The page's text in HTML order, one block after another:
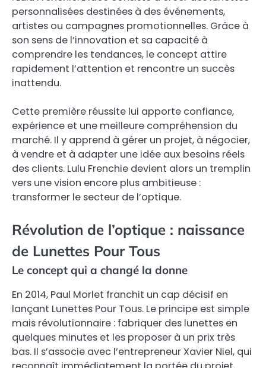
personnalisées destinées à des événements,
artistes ou campagnes promotionnelles. Grâce à
son sens de l’innovation et sa capacité à
comprendre les tendances, le concept attire
rapidement l’attention et rencontre un succès
inattendu.
Cette première réussite lui apporte confiance,
expérience et une meilleure compréhension du
marché. Il y apprend à gérer un projet, à négocier,
à vendre et à adapter une idée aux besoins réels
des clients. Lulu Frenchie devient alors un tremplin
vers une vision encore plus ambitieuse :
transformer le secteur de l’optique.
Révolution de l’optique : naissance
de Lunettes Pour Tous
Le concept qui a changé la donne
En 2014, Paul Morlet franchit un cap décisif en
lançant Lunettes Pour Tous. Le principe est simple
mais révolutionnaire : fabriquer des lunettes en
quelques minutes et les proposer à un prix très
bas. Il s’associe avec l’entrepreneur Xavier Niel, qui